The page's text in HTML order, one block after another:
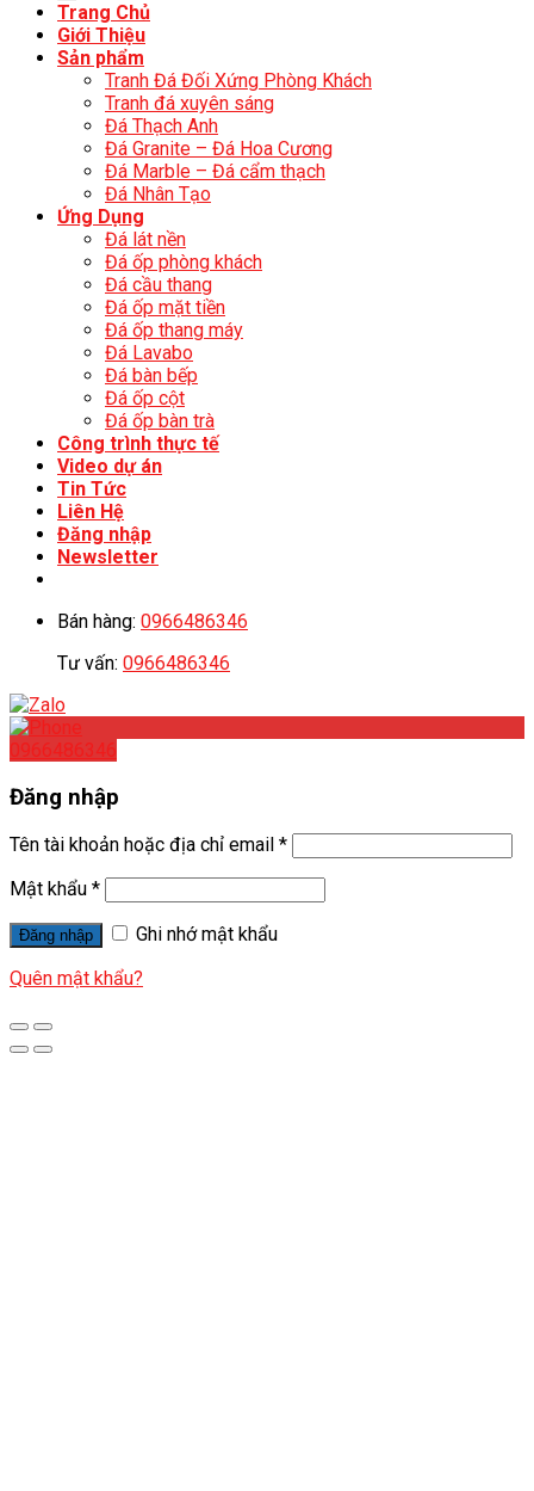
Trang Chủ
Giới Thiệu
Sản phẩm
Tranh Đá Đối Xứng Phòng Khách
Tranh đá xuyên sáng
Đá Thạch Anh
Đá Granite – Đá Hoa Cương
Đá Marble – Đá cẩm thạch
Đá Nhân Tạo
Ứng Dụng
Đá lát nền
Đá ốp phòng khách
Đá cầu thang
Đá ốp mặt tiền
Đá ốp thang máy
Đá Lavabo
Đá bàn bếp
Đá ốp cột
Đá ốp bàn trà
Công trình thực tế
Video dự án
Tin Tức
Liên Hệ
Đăng nhập
Newsletter
Bán hàng: 0966486346
Tư vấn: 0966486346
0966486346
Đăng nhập
Tên tài khoản hoặc địa chỉ email *
Mật khẩu *
Đăng nhập
Ghi nhớ mật khẩu
Quên mật khẩu?